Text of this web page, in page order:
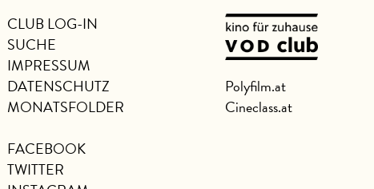
CLUB LOG-IN
SUCHE
IMPRESSUM
DATENSCHUTZ
MONATSFOLDER
FACEBOOK
TWITTER
Polyfilm.at
Cineclass.at